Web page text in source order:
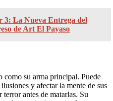
3: La Nueva Entrega del
de Art El Payaso
su arma principal. Puede
y afectar la mente de sus
antes de matarlas. Su